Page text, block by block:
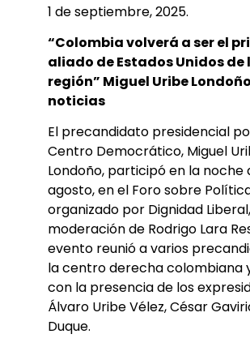
1 de septiembre, 2025.
“Colombia volverá a ser el
aliado de Estados Unidos de
región” Miguel Uribe
noticias
El precandidato presidencial
Centro Democrático, Miguel
Londoño, participó en la noche
agosto, en el Foro sobre
organizado por Dignidad
moderación de Rodrigo Lara
evento reunió a varios
la centro derecha colombiana
con la presencia de los
Álvaro Uribe Vélez, César
Duque.